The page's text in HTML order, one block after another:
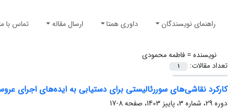
راهنمای نویسندگان داوری همتا ارسال مقاله تماس با
نویسنده =فاطمه محمودی
تعداد مقالات:
1
کارکرد نقاشی‌های سوررئالیستی برای دستیابی به ایده‌های اجرای
دوره 29، شماره 3، پاییز 1403، صفحه
8-17